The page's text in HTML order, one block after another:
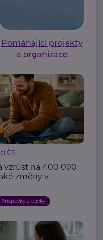
Pomáhající projekty
a organizace
ČR
vzrůst na 400 000
změny v
Příspěvky a dávky